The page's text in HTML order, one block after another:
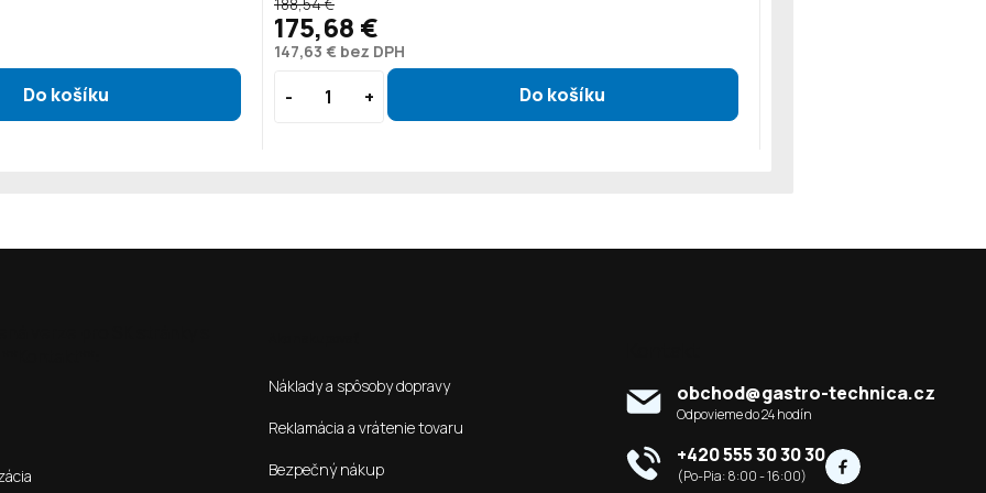
147,63 € bez DPH
175,68 €
Náklady a spôsoby dopravy
Reklamácia a vrátenie tovaru
Bezpečný nákup
obchod@gastro-technica.cz
+420 555 30 30 30